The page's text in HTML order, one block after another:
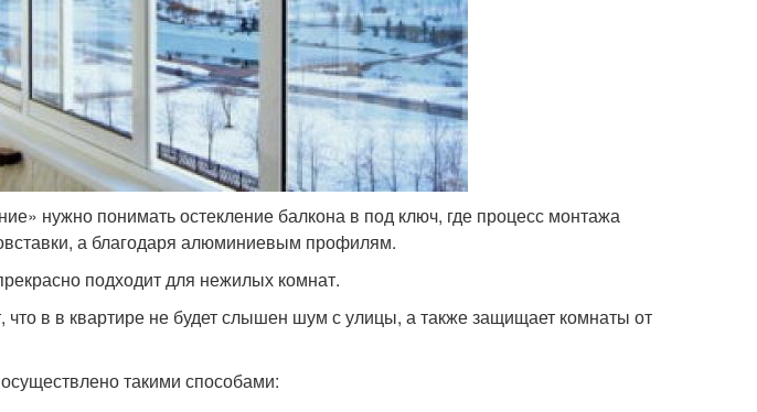
нужно понимать остекление балкона в под ключ, где процесс монтажа
а благодаря алюминиевым профилям.
подходит для нежилых комнат.
что в в квартире не будет слышен шум с улицы, а также защищает комнаты от
такими способами: